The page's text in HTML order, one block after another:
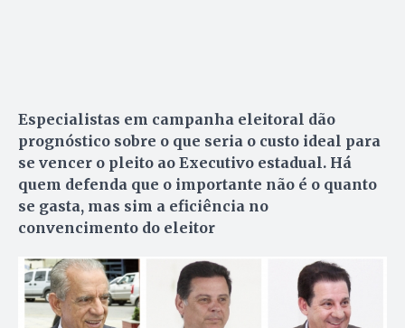
Especialistas em campanha eleitoral dão
prognóstico sobre o que seria o custo ideal para
se vencer o pleito ao Executivo estadual. Há
quem defenda que o importante não é o quanto
se gasta, mas sim a eficiência no
convencimento do eleitor